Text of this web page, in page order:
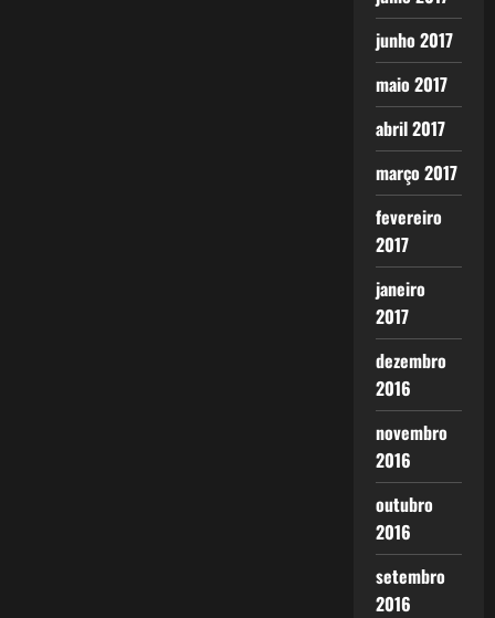
junho 2017
maio 2017
abril 2017
março 2017
fevereiro
2017
janeiro
2017
dezembro
2016
novembro
2016
outubro
2016
setembro
2016